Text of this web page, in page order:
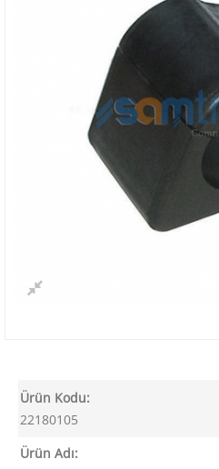
Ürün Kodu:
22180105
Ürün Adı: